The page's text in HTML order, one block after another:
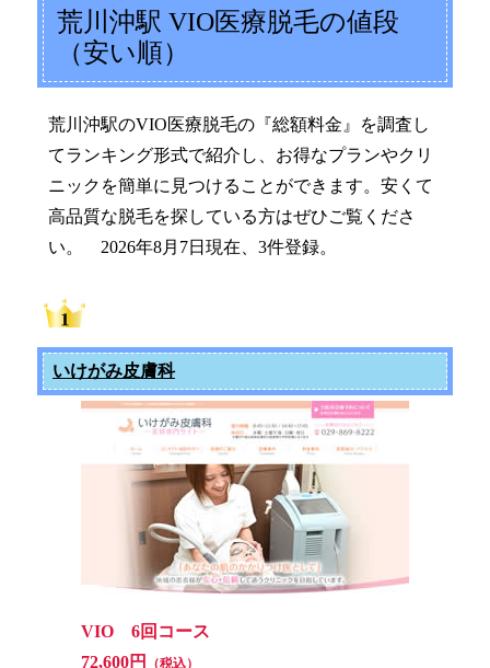
荒川沖駅 VIO医療脱毛の値段
（安い順）
荒川沖駅のVIO医療脱毛の『総額料金』を調査し
てランキング形式で紹介し、お得なプランやクリ
ニックを簡単に見つけることができます。安くて
高品質な脱毛を探している方はぜひご覧くださ
い。 2026年8月7日現在、3件登録。
いけがみ皮膚科
VIO 6回コース
72,600円
（税込）